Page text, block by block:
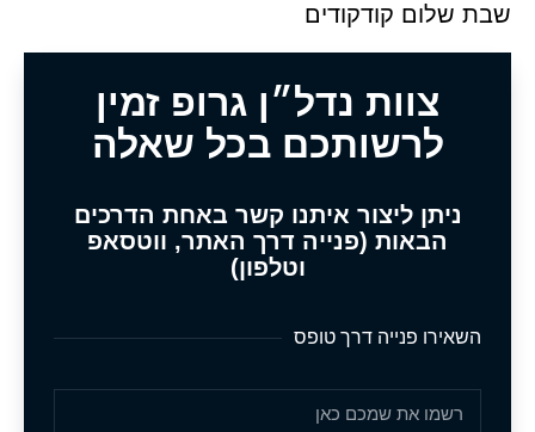
שבת שלום קודקודים
צוות נדל״ן גרופ זמין
לרשותכם בכל שאלה
ניתן ליצור איתנו קשר באחת הדרכים
הבאות (פנייה דרך האתר, ווטסאפ
וטלפון)
השאירו פנייה דרך טופס